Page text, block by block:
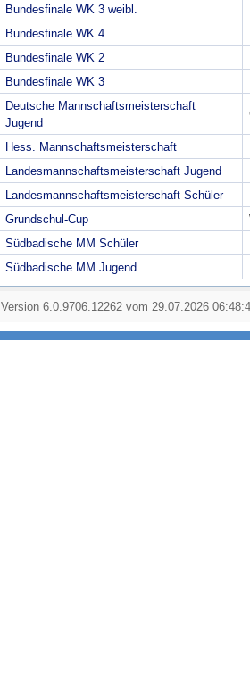
Bundesfinale WK 3 weibl.
Bundesfinale WK 4
Bundesfinale WK 2
Bundesfinale WK 3
Deutsche Mannschaftsmeisterschaft
Jugend
Hess. Mannschaftsmeisterschaft
Landesmannschaftsmeisterschaft Jugend
Landesmannschaftsmeisterschaft Schüler
Grundschul-Cup
Südbadische MM Schüler
Südbadische MM Jugend
Version 6.0.9706.12262 vom 29.07.2026